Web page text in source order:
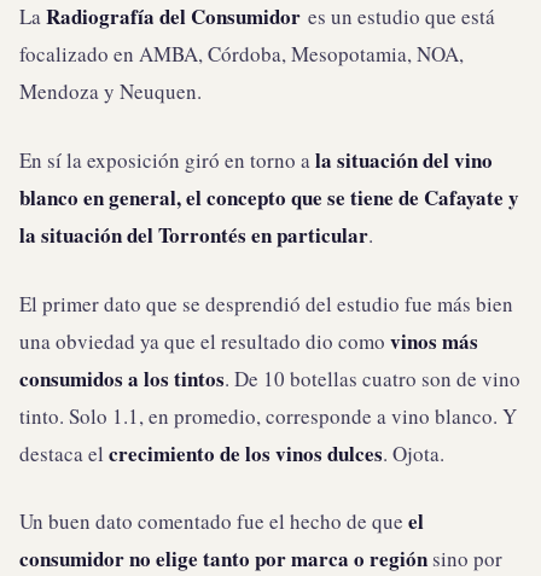
LaRadiografía del Consumidor es un estudio que está
focalizado en AMBA, Córdoba, Mesopotamia, NOA,
Mendoza y Neuquen.
En sí la exposición giró en torno ala situación del vino
blanco en general, el concepto que se tiene de Cafayate y
la situación del Torrontés en particular.
El primer dato que se desprendió del estudio fue más bien
una obviedad ya que el resultado dio como vinos más
consumidos a los tintos. De 10 botellas cuatro son de vino
tinto. Solo 1.1, en promedio, corresponde a vino blanco. Y
destaca el crecimiento de los vinos dulces. Ojota.
Un buen dato comentado fue el hecho de que el
consumidor no elige tanto por marca o región sino por